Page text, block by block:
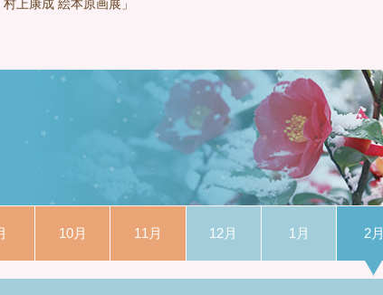
上康成 絵本原画展」
10月 11月 12月 1月 2月